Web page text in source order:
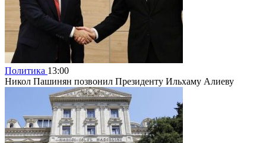
Политика 13:00
Никол Пашинян позвонил Президенту Ильхаму Алиеву